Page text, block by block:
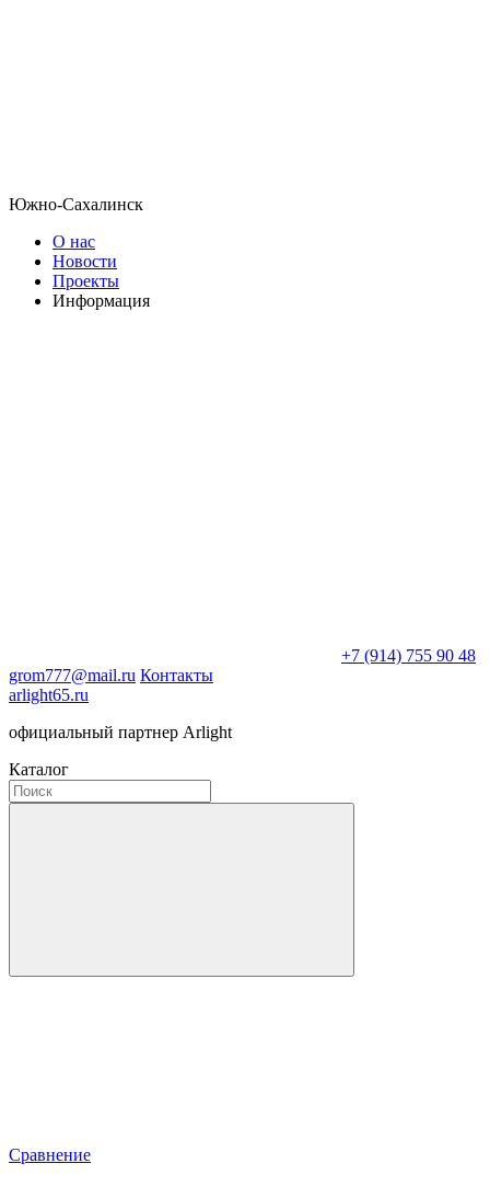
Южно-Сахалинск
О нас
Новости
Проекты
Информация
+7 (914) 755 90 48
grom777@mail.ru Контакты
arlight65.ru
официальный партнер Arlight
Каталог
Сравнение